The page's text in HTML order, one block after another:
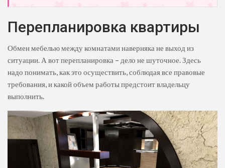
Перепланировка квартиры
Обмен мебелью между комнатами наверняка не выход из
ситуации. А вот перепланировка – дело не шуточное. Здесь
надо понимать, как это осуществить, соблюдая все правовые
требования, и какой объем работы предстоит владельцу
выполнить.